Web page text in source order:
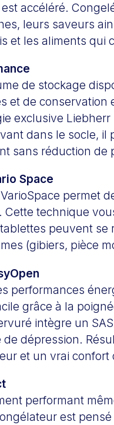
accéléré.
leurs saveurs
et les aliments qui
de stockage
et de conservation
exclusive
dans le socle, il
sans réduction de
Space
permet
Cette technique
peuvent
(gibiers, pièce
performances
grâce à la
intègre un
dépression.
et un vrai confort
performant
est